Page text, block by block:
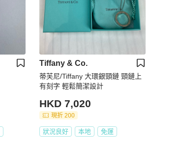
Tiffany & Co.
蒂芙尼/Tiffany 大環銀頸鏈 頸鏈上
有刻字 輕鬆簡潔設計
HKD 7,020
現折 200
狀況良好 本地 免運